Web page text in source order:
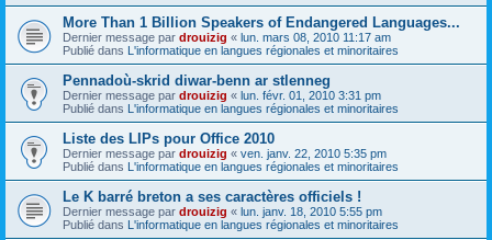
More Than 1 Billion Speakers of Endangered Languages...
Dernier message par drouizig « lun. mars 08, 2010 11:17 am
Publié dans L'informatique en langues régionales et minoritaires
Pennadoù-skrid diwar-benn ar stlenneg
Dernier message par drouizig « lun. févr. 01, 2010 3:31 pm
Publié dans L'informatique en langues régionales et minoritaires
Liste des LIPs pour Office 2010
Dernier message par drouizig « ven. janv. 22, 2010 5:35 pm
Publié dans L'informatique en langues régionales et minoritaires
Le K barré breton a ses caractères officiels !
Dernier message par drouizig « lun. janv. 18, 2010 5:55 pm
Publié dans L'informatique en langues régionales et minoritaires